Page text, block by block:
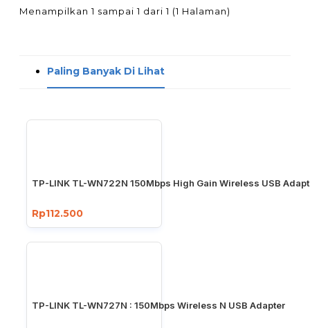
Menampilkan 1 sampai 1 dari 1 (1 Halaman)
Paling Banyak Di Lihat
TP-LINK TL-WN722N 150Mbps High Gain Wireless USB
Rp112.500
TP-LINK TL-WN727N : 150Mbps Wireless N USB Adapter